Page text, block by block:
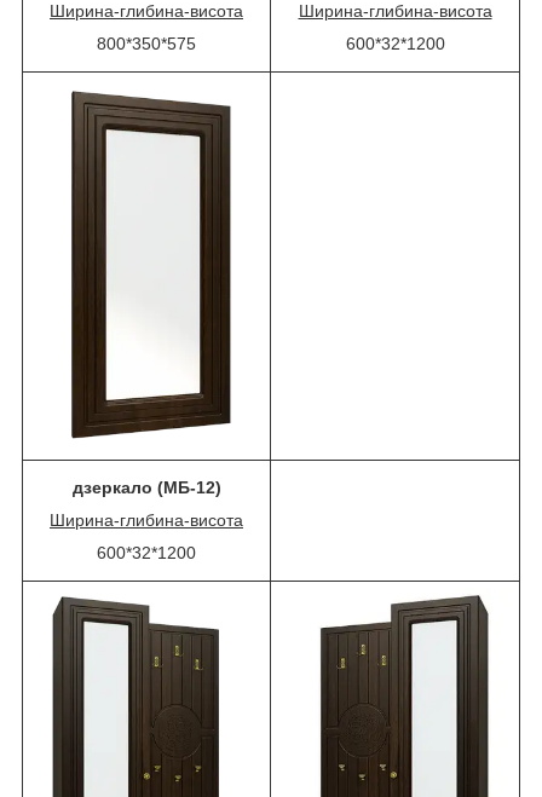
Ширина-глибина-висота
800*350*575
Ширина-глибина-висота
600*32*1200
дзеркало (МБ-12)
Ширина-глибина-висота
600*32*1200